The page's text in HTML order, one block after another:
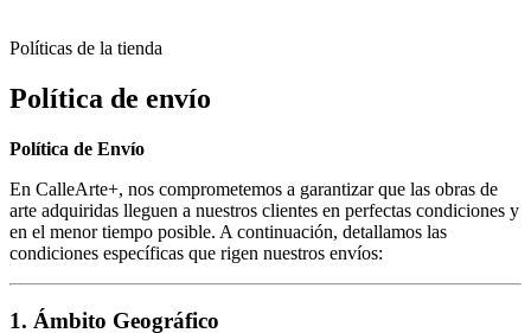
Políticas de la tienda
Política de envío
Política de Envío
En CalleArte+, nos comprometemos a garantizar que las obras de
arte adquiridas lleguen a nuestros clientes en perfectas condiciones y
en el menor tiempo posible. A continuación, detallamos las
condiciones específicas que rigen nuestros envíos:
1. Ámbito Geográfico